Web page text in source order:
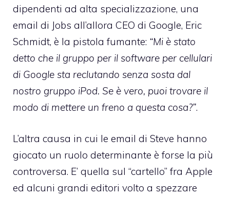
dipendenti ad alta specializzazione, una
email di Jobs all’allora CEO di Google, Eric
Schmidt, è la pistola fumante: “Mi è stato
detto che il gruppo per il software per cellulari
di Google sta reclutando senza sosta dal
nostro gruppo iPod. Se è vero, puoi trovare il
modo di mettere un freno a questa cosa?”.
L’altra causa in cui le email di Steve hanno
giocato un ruolo determinante è forse la più
controversa. E’ quella sul “cartello” fra Apple
ed alcuni grandi editori volto a spezzare